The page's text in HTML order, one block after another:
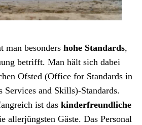
man besonders hohe Standards,
betrifft. Man hält sich dabei
Ofsted (Office for Standards in
Services and Skills)-Standards.
ist das kinderfreundliche
allerjüngsten Gäste. Das Personal